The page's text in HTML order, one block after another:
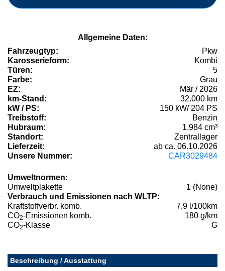
Allgemeine Daten:
Fahrzeugtyp:
Pkw
Karosserieform:
Kombi
Türen:
5
Farbe:
Grau
EZ:
Mär / 2026
km-Stand:
32.000 km
kW / PS:
150 kW/ 204 PS
Treibstoff:
Benzin
Hubraum:
1.984 cm³
Standort:
Zentrallager
Lieferzeit:
ab ca. 06.10.2026
Unsere Nummer:
CAR3029484
Umweltnormen:
Umweltplakette
1 (None)
Verbrauch und Emissionen nach WLTP:
Kraftstoffverbr. komb.
7,9 l/100km
CO2-Emissionen komb.
180 g/km
CO2-Klasse G
Beschreibung / Ausstattung